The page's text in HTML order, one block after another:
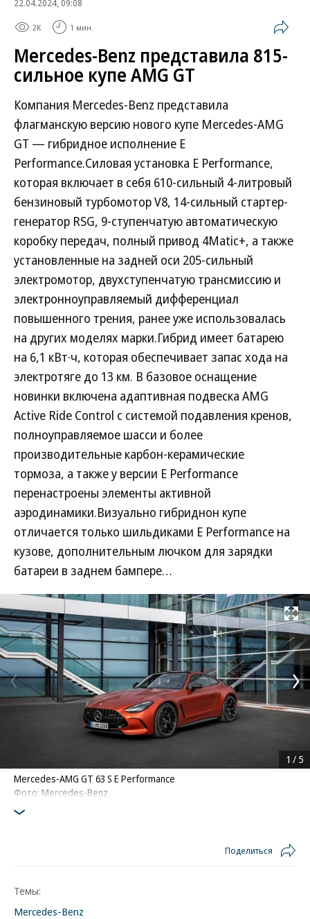
22.04.2024, 09:08
2K 1 мин.
Mercedes-Benz представила 815-
сильное купе AMG GT
Компания Mercedes-Benz представила
флагманскую версию нового купе Mercedes-AMG
GT — гибридное исполнение E
Performance.Силовая установка E Performance,
которая включает в себя 610-сильный 4-литровый
бензиновый турбомотор V8, 14-сильный стартер-
генератор RSG, 9-ступенчатую автоматическую
коробку передач, полный привод 4Matic+, а также
установленные на задней оси 205-сильный
электромотор, двухступенчатую трансмиссию и
электронноуправляемый дифференциал
повышенного трения, ранее уже использовалась
на других моделях марки.Гибрид имеет батарею
на 6,1 кВт·ч, которая обеспечивает запас хода на
электротяге до 13 км. В базовое оснащение
новинки включена адаптивная подвеска AMG
Active Ride Control с системой подавления кренов,
полноуправляемое шасси и более
производительные карбон-керамические
тормоза, а также у версии E Performance
перенастроены элементы активной
аэродинамики.Визуально гибриднон купе
отличается только шильдиками E Performance на
кузове, дополнительным лючком для зарядки
батареи в заднем бампере…
Развернуть
Mercedes-AMG GT 63 S E Performance
Фото: Mercedes-Benz
1 / 5
Поделиться
Темы:
Mercedes-Benz